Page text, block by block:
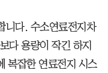
니다. 수소연료전지차
다 용량이 작긴 하지
복잡한 연료전지 시스